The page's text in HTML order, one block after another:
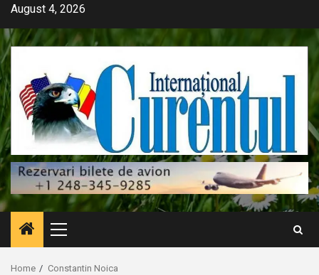
Skip
content
August 4, 2026
Primary
Menu
Home Constantin Noica